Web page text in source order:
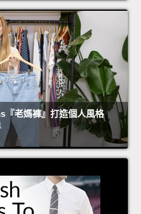
『老媽褲』打造個人風格